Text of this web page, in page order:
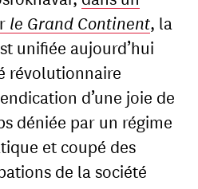
le Grand Continent, la
unifiée aujourd’hui
révolutionnaire
d’une joie de
déniée par un régime
et coupé des
de la société